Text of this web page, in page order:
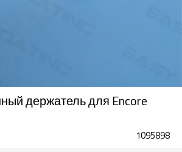
держатель для Encore
1095898